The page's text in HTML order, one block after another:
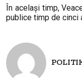
În același timp,
publice timp de cinci